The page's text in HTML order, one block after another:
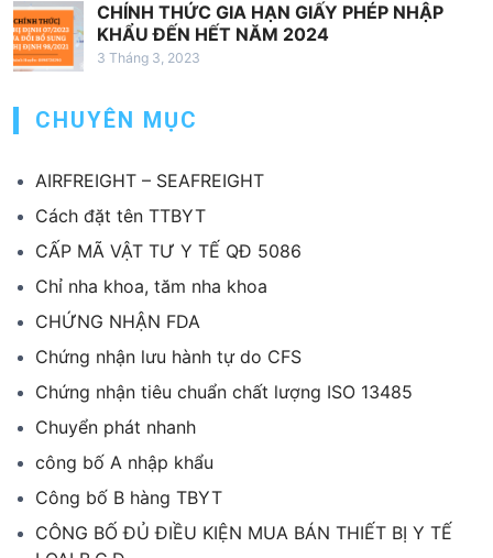
CHÍNH THỨC GIA HẠN GIẤY PHÉP NHẬP
KHẨU ĐẾN HẾT NĂM 2024
3 Tháng 3, 2023
CHUYÊN MỤC
AIRFREIGHT – SEAFREIGHT
Cách đặt tên TTBYT
CẤP MÃ VẬT TƯ Y TẾ QĐ 5086
Chỉ nha khoa, tăm nha khoa
CHỨNG NHẬN FDA
Chứng nhận lưu hành tự do CFS
Chứng nhận tiêu chuẩn chất lượng ISO 13485
Chuyển phát nhanh
công bố A nhập khẩu
Công bố B hàng TBYT
CÔNG BỐ ĐỦ ĐIỀU KIỆN MUA BÁN THIẾT BỊ Y TẾ